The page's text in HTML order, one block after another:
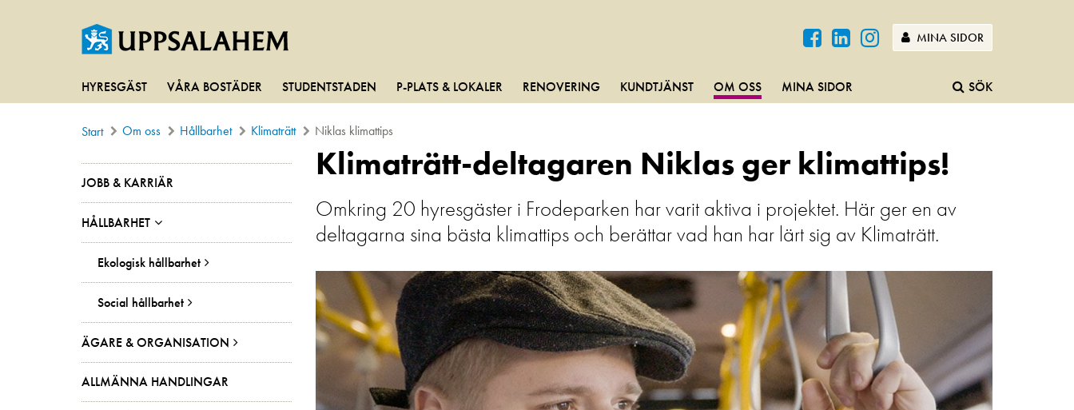
MINA SIDOR
HYRESGÄST VÅRA BOSTÄDER STUDENTSTADEN P-PLATS & LOKALER RENOVERING KUNDTJÄNST OM OSS MINA SIDOR SÖK
Start Om oss Hållbarhet Klimaträtt Niklas klimattips
JOBB & KARRIÄR
HÅLLBARHET
Ekologisk hållbarhet
Social hållbarhet
ÄGARE & ORGANISATION
ALLMÄNNA HANDLINGAR
Klimaträtt-deltagaren Niklas ger klimattips!
Omkring 20 hyresgäster i Frodeparken har varit aktiva i projektet. Här ger en av
deltagarna sina bästa klimattips och berättar vad han har lärt sig av Klimaträtt.